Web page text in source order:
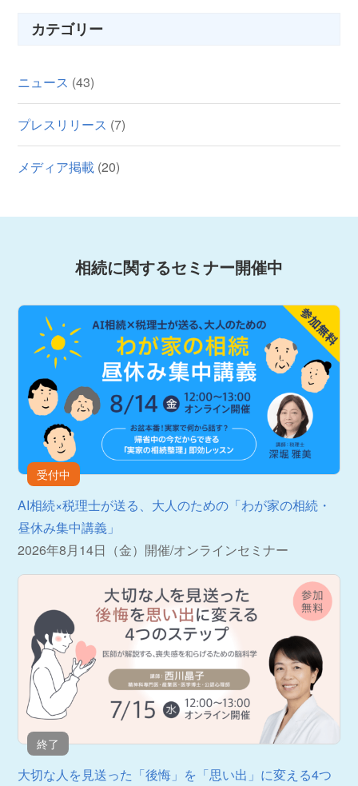
カテゴリー
ニュース (43)
プレスリリース (7)
メディア掲載 (20)
相続に関するセミナー開催中
受付中
AI相続×税理士が送る、大人のための「わが家の相続・
昼休み集中講義」
2026年8月14日（金）開催/オンラインセミナー
終了
大切な人を見送った「後悔」を「思い出」に変える4つ